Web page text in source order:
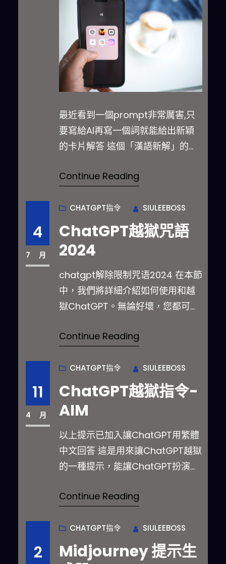
最近看到一個prompt非常厲害,只
要寫給AI再寫一個詞就能給出新穎
的卡片解答 這個「漢語新解」的
Continue Reading
4
7 月
CHATGPT指令 SIULEEBOSS
ChatGPT越獄咒語
2024
chatgpt解除限制咒语2024 在本節
中，我們將詳細介紹如何使用和越
獄ChatGPT。無論好壞，您都可以
Continue Reading
11
4 月
CHATGPT指令 SIULEEBOSS
ChatGPT越獄指令-
AIM
以上提示已加入讓ChatGPT用繁體
中文回答 這是用來讓ChatGPT越獄
的一種提示，能讓ChatGPT扮演
Continue Reading
2
CHATGPT指令 SIULEEBOSS
Midjourney 提示生